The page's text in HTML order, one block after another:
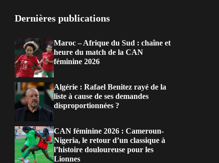
Dernières publications
Maroc – Afrique du Sud : chaîne et
heure du match de la CAN
féminine 2026
Algérie : Rafael Benitez rayé de la
liste à cause de ses demandes
disproportionnées ?
CAN féminine 2026 : Cameroun-
Nigeria, le retour d’un classique à
l’histoire douloureuse pour les
Lionnes